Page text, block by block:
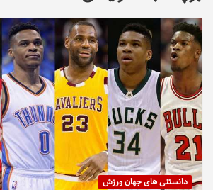
دانستنی های جهان ورزش